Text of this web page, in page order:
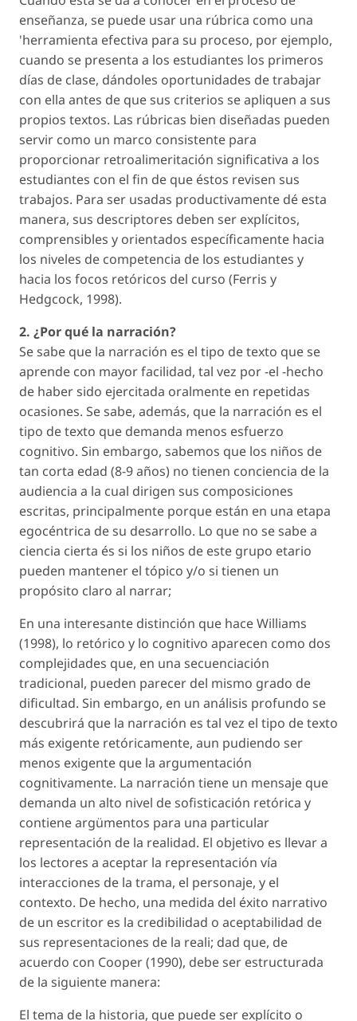
enseñanza, se puede usar una rúbrica como una
'herramienta efectiva para su proceso, por ejemplo,
cuando se presenta a los estudiantes los primeros
días de clase, dándoles oportunidades de trabajar
con ella antes de que sus criterios se apliquen a sus
propios textos. Las rúbricas bien diseñadas pueden
servir como un marco consistente para
proporcionar retroalimeritación significativa a los
estudiantes con el fin de que éstos revisen sus
trabajos. Para ser usadas productivamente dé esta
manera, sus descriptores deben ser explícitos,
comprensibles y orientados específicamente hacia
los niveles de competencia de los estudiantes y
hacia los focos retóricos del curso (Ferris y
Hedgcock, 1998).
2. ¿Por qué la narración?
Se sabe que la narración es el tipo de texto que se
aprende con mayor facilidad, tal vez por -el -hecho
de haber sido ejercitada oralmente en repetidas
ocasiones. Se sabe, además, que la narración es el
tipo de texto que demanda menos esfuerzo
cognitivo. Sin embargo, sabemos que los niños de
tan corta edad (8-9 años) no tienen conciencia de la
audiencia a la cual dirigen sus composiciones
escritas, principalmente porque están en una etapa
egocéntrica de su desarrollo. Lo que no se sabe a
ciencia cierta és si los niños de este grupo etario
pueden mantener el tópico y/o si tienen un
propósito claro al narrar;
En una interesante distinción que hace Williams
(1998), lo retórico y lo cognitivo aparecen como dos
complejidades que, en una secuenciación
tradicional, pueden parecer del mismo grado de
dificultad. Sin embargo, en un análisis profundo se
descubrirá que la narración es tal vez el tipo de texto
más exigente retóricamente, aun pudiendo ser
menos exigente que la argumentación
cognitivamente. La narración tiene un mensaje que
demanda un alto nivel de sofisticación retórica y
contiene argümentos para una particular
representación de la realidad. El objetivo es llevar a
los lectores a aceptar la representación vía
interacciones de la trama, el personaje, y el
contexto. De hecho, una medida del éxito narrativo
de un escritor es la credibilidad o aceptabilidad de
sus representaciones de la reali; dad que, de
acuerdo con Cooper (1990), debe ser estructurada
de la siguiente manera:
El tema de la historia, que puede ser explícito o